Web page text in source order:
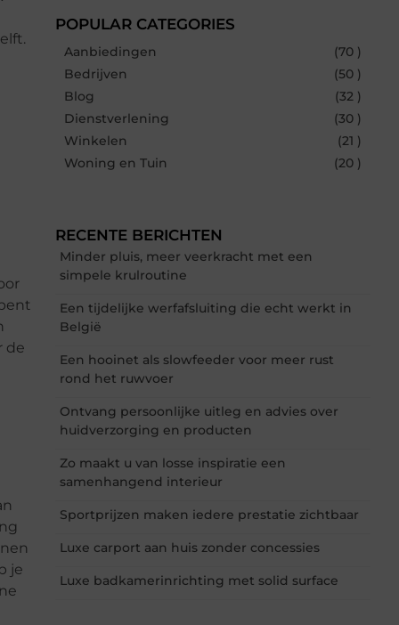
de
je
POPULAR CATEGORIES
Aanbiedingen
(70 )
Bedrijven
(50 )
Blog
(32 )
Dienstverlening
(30 )
Winkelen
(21 )
Woning en Tuin
(20 )
RECENTE BERICHTEN
Minder pluis, meer veerkracht met een
simpele krulroutine
Een tijdelijke werfafsluiting die echt werkt in
België
Een hooinet als slowfeeder voor meer rust
rond het ruwvoer
Ontvang persoonlijke uitleg en advies over
huidverzorging en producten
Zo maakt u van losse inspiratie een
samenhangend interieur
Sportprijzen maken iedere prestatie zichtbaar
Luxe carport aan huis zonder concessies
Luxe badkamerinrichting met solid surface